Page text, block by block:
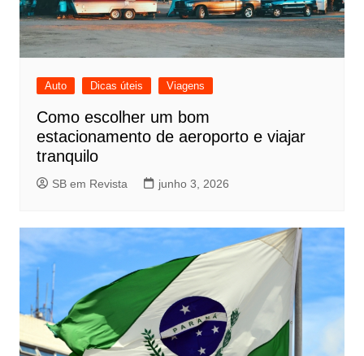
Auto Dicas úteis Viagens
Como escolher um bom
estacionamento de aeroporto e viajar
tranquilo
SB em Revista junho 3, 2026